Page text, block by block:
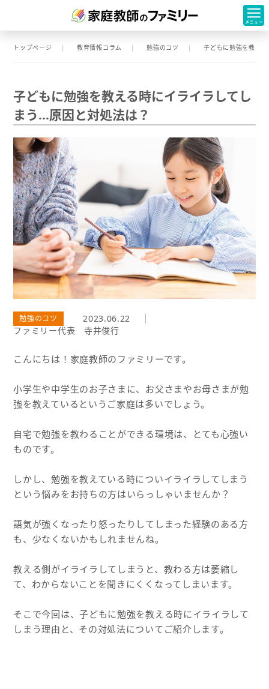
トップページ 教育情報コラム 勉強のコツ 子どもに勉強を教え
子どもに勉強を教える時にイライラしてし
まう…原因と対処法は？
勉強のコツ
2023.06.22
ファミリー代表 寺井俊行
こんにちは！家庭教師のファミリーです。
小学生や中学生のお子さまに、お父さまやお母さまが勉
強を教えているというご家庭は多いでしょう。
自宅で勉強を教わることができる環境は、とても心強い
ものです。
しかし、勉強を教えている時についイライラしてしまう
という悩みをお持ちの方はいらっしゃいませんか？
語気が強くなったり怒ったりしてしまった経験のある方
も、少なくないかもしれませんね。
教える側がイライラしてしまうと、教わる方は萎縮し
て、わからないことを聞きにくくなってしまいます。
そこで今回は、子どもに勉強を教える時にイライラして
しまう理由と、その対処法についてご紹介します。